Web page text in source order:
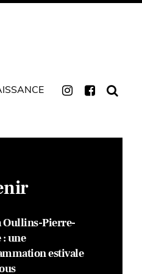
Oullins-Pierre-
une
estivale